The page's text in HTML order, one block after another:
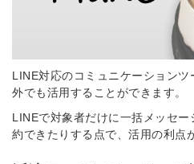
LINE対応のコミュニケーション
外でも活用することができます。
LINEで対象者だけに一括メッセ
約できたりする点で、活用の利点